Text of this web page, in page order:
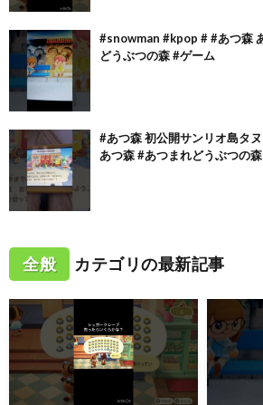
#snowman #kpop # #あつ森
どうぶつの森 #ゲーム
#あつ森 初公開サンリオ島タ
あつ森 #あつまれどうぶつの
全般 カテゴリの最新記事